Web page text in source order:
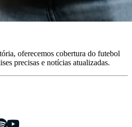
oferecemos cobertura do futebol
precisas e notícias atualizadas.